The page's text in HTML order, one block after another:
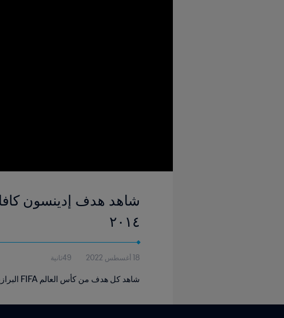
٢٠١٤
18 أغسطس 2022 49ثانية
شاهد كل هدف من كأس العالم FIFA البرازيل ٢٠١٤.